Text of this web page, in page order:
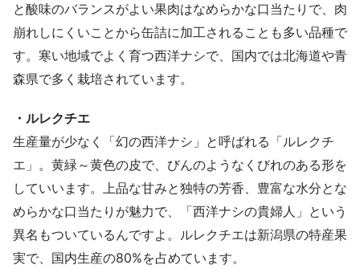
と酸味のバランスがよい果肉はなめらかな口当たりで、肉
崩れしにくいことから缶詰に加工されることも多い品種で
す。寒い地域でよく育つ西洋ナシで、国内では北海道や青
森県で多く栽培されています。
・ルレクチエ
生産量が少なく「幻の西洋ナシ」と呼ばれる「ルレクチ
エ」。黄緑～黄色の皮で、びんのようなくびれのある形を
していいます。上品な甘みと独特の芳香、豊富な水分とな
めらかな口当たりが魅力で、「西洋ナシの貴婦人」という
異名もついているんですよ。ルレクチエは新潟県の特産果
実で、国内生産の80%を占めています。